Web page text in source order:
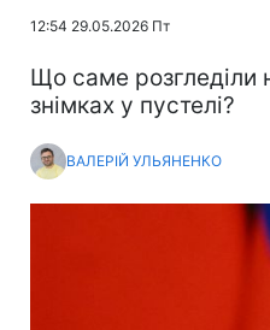
12:54 29.05.2026 Пт
Що саме розгледіли
знімках у пустелі?
ВАЛЕРІЙ УЛЬЯНЕНКО